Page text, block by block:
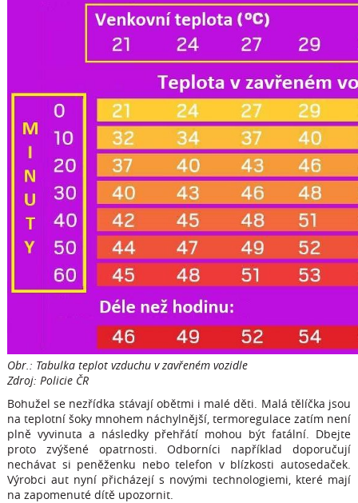
Obr.: Tabulka teplot vzduchu v zavřeném vozidle
Zdroj: Policie ČR
Bohužel se nezřídka stávají obětmi i malé děti. Malá tělíčka jsou
na teplotní šoky mnohem náchylnější, termoregulace zatím není
plně vyvinuta a následky přehřátí mohou být fatální. Dbejte
proto zvýšené opatrnosti. Odborníci například doporučují
nechávat si peněženku nebo telefon v blízkosti autosedaček.
Výrobci aut nyní přicházejí s novými technologiemi, které mají
na zapomenuté dítě upozornit.